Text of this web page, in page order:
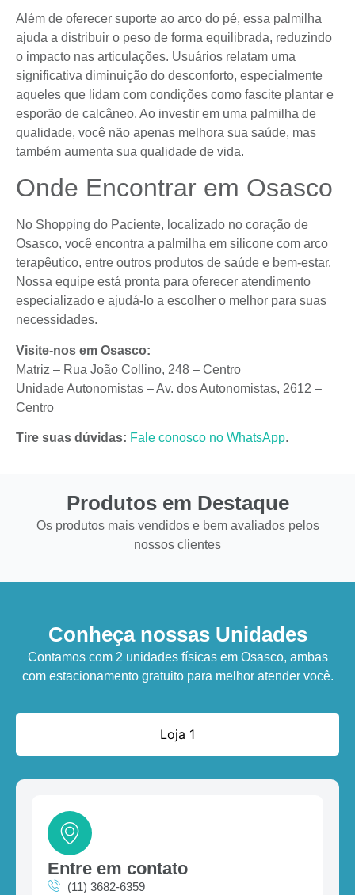
Além de oferecer suporte ao arco do pé, essa palmilha
ajuda a distribuir o peso de forma equilibrada, reduzindo
o impacto nas articulações. Usuários relatam uma
significativa diminuição do desconforto, especialmente
aqueles que lidam com condições como fascite plantar e
esporão de calcâneo. Ao investir em uma palmilha de
qualidade, você não apenas melhora sua saúde, mas
também aumenta sua qualidade de vida.
Onde Encontrar em Osasco
No Shopping do Paciente, localizado no coração de
Osasco, você encontra a palmilha em silicone com arco
terapêutico, entre outros produtos de saúde e bem-estar.
Nossa equipe está pronta para oferecer atendimento
especializado e ajudá-lo a escolher o melhor para suas
necessidades.
Visite-nos em Osasco:
Matriz – Rua João Collino, 248 – Centro
Unidade Autonomistas – Av. dos Autonomistas, 2612 –
Centro
Tire suas dúvidas: Fale conosco no WhatsApp.
Produtos em Destaque
Os produtos mais vendidos e bem avaliados pelos
nossos clientes
Conheça nossas Unidades
Contamos com 2 unidades físicas em Osasco, ambas
com estacionamento gratuito para melhor atender você.
Loja 1
Entre em contato
(11) 3682-6359